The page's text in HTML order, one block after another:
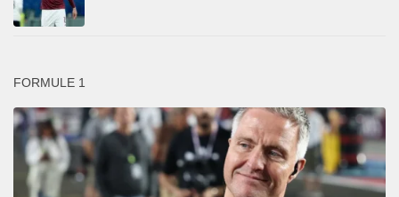
FORMULE 1